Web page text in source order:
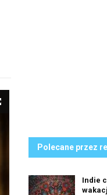
Polecane przez
Indie